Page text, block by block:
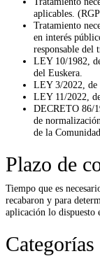
aplicables.
Tratamiento
en interés
responsable
LEY 10/1982,
del Euskera.
LEY 3/2022, de
LEY 11/2022,
DECRETO 86/
de
de la
Plazo de
Tiempo que es
recabaron y para
aplicación lo dispuesto
Categorías